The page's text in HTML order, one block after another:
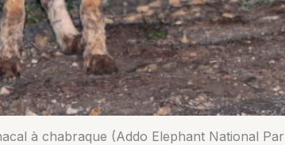
à chabraque (Addo Elephant National